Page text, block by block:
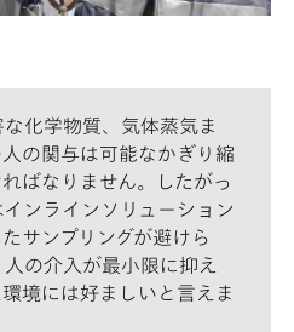
化学物質、気体蒸気ま
の関与は可能なかぎり縮
ばなりません。したがっ
ンラインソリューション
サンプリングが避けら
の介入が最小限に抑え
境には好ましいと言えま